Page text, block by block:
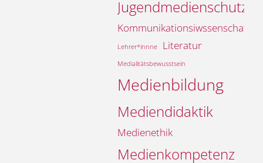
Jugendmedienschutz
Kommunikationsiwssenschaft
Lehrer*innne Literatur
Medialitätsbewusstsein
Medienbildung
Mediendidaktik
Medienethik
Medienkompetenz